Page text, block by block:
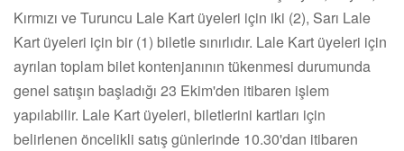
Kırmızı ve Turuncu Lale Kart üyeleri için iki (2), Sarı Lale
Kart üyeleri için bir (1) biletle sınırlıdır. Lale Kart üyeleri için
ayrılan toplam bilet kontenjanının tükenmesi durumunda
genel satışın başladığı 23 Ekim'den itibaren işlem
yapılabilir. Lale Kart üyeleri, biletlerini kartları için
belirlenen öncelikli satış günlerinde 10.30'dan itibaren